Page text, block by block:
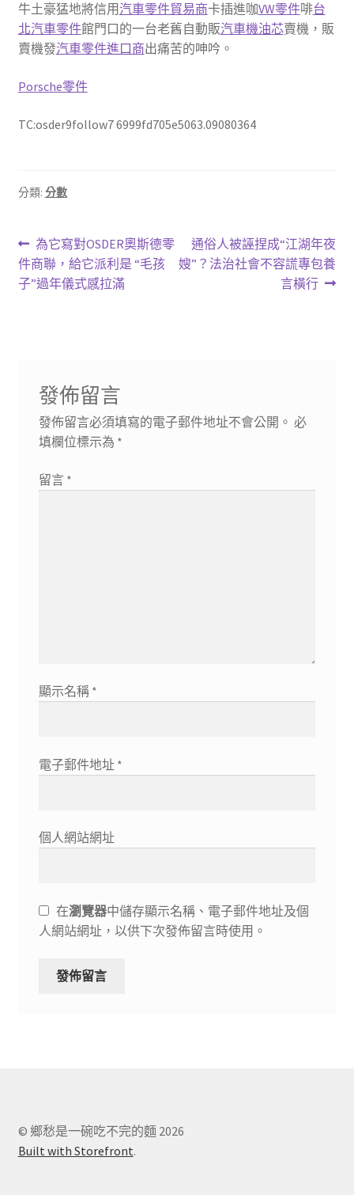
牛土豪猛地將信用 汽車零件貿易商卡插進咖VW零件啡台
北汽車零件館門口的一台老舊自動販汽車機油芯賣機，販
賣機發汽車零件進口商出痛苦的呻吟。
Porsche零件
TC:osder9follow7 6999fd705e5063.09080364
分類: 分數
文
章
上
一
篇
為它寫對OSDER奧斯德零
件商聯，給它派利是 “毛孩
子”過年儀式感拉滿
下
一
通俗人被誣捏成“江湖年夜
嫂”？法治社會不容謊專包養
言橫行
發佈留言
發佈留言必須填寫的電子郵件地址不會公開。 必
填欄位標示為 *
留言 *
顯示名稱 *
電子郵件地址 *
個人網站網址
在瀏覽器中儲存顯示名稱、電子郵件地址及個
人網站網址，以供下次發佈留言時使用。
© 鄉愁是一碗吃不完的麵 2026
Built with Storefront.